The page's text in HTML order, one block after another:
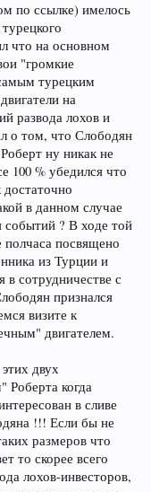
по ссылке) имелось
что на основном
"громкие
турецким
на
развода лохов и
о том, что Слободян
ну никак не
100 % убедился что
в данном случае
событий ? В ходе той
полчаса посвящено
из Турции и
в сотрудничестве с
признался
визите к
двигателем.
двух
когда
в сливе
!!! Если бы не
размеров что
то скорее всего
лохов-инвесторов,